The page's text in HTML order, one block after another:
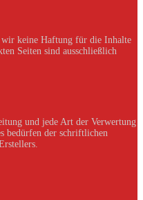
keine Haftung für die Inhalte
Seiten sind ausschließlich
und jede Art der Verwertung
bedürfen der schriftlichen